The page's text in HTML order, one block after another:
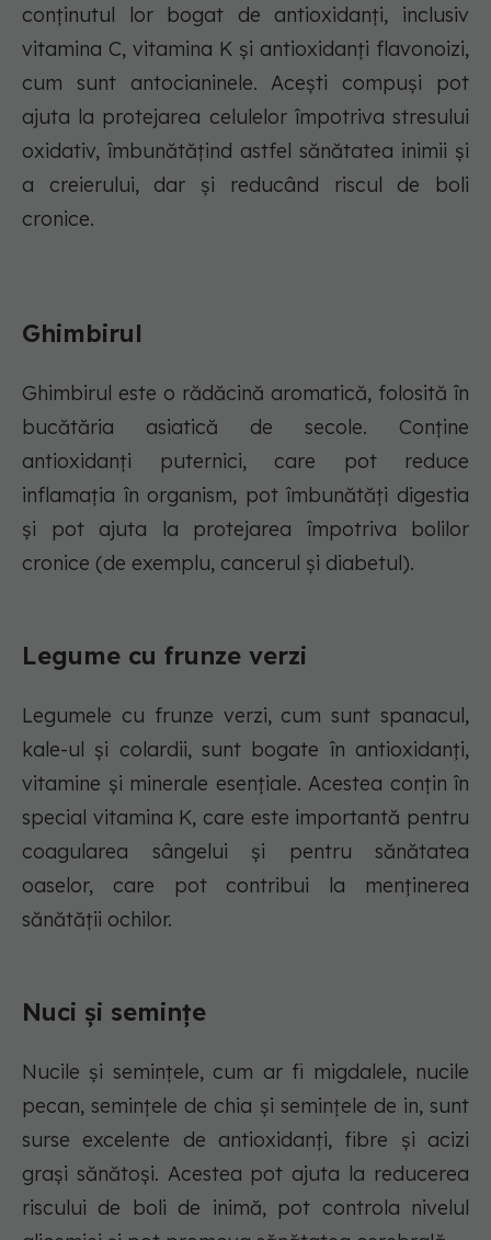
conținutul lor bogat de antioxidanți, inclusiv
vitamina C, vitamina K și antioxidanți flavonoizi,
cum sunt antocianinele. Acești compuși pot
ajuta la protejarea celulelor împotriva stresului
oxidativ, îmbunătățind astfel sănătatea inimii și
a creierului, dar și reducând riscul de boli
cronice.
Ghimbirul
Ghimbirul este o rădăcină aromatică, folosită în
bucătăria asiatică de secole. Conține
antioxidanți puternici, care pot reduce
inflamația în organism, pot îmbunătăți digestia
și pot ajuta la protejarea împotriva bolilor
cronice (de exemplu, cancerul și diabetul).
Legume cu frunze verzi
Legumele cu frunze verzi, cum sunt spanacul,
kale-ul și colardii, sunt bogate în antioxidanți,
vitamine și minerale esențiale. Acestea conțin în
special vitamina K, care este importantă pentru
coagularea sângelui și pentru sănătatea
oaselor, care pot contribui la menținerea
sănătății ochilor.
Nuci și semințe
Nucile și semințele, cum ar fi migdalele, nucile
pecan, semințele de chia și semințele de in, sunt
surse excelente de antioxidanți, fibre și acizi
grași sănătoși. Acestea pot ajuta la reducerea
riscului de boli de inimă, pot controla nivelul